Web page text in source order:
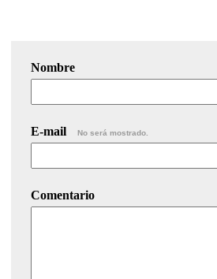
Nombre
E-mail No será mostrado.
Comentario